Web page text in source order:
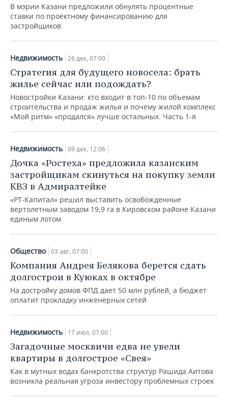
В мэрии Казани предложили обнулять процентные
ставки по проектному финансированию для
застройщиков
Недвижимость 26 дек, 07:00
Стратегия для будущего новосела: брать
жилье сейчас или подождать?
Новостройки Казани: кто входит в топ-10 по объемам
строительства и продаж жилья и почему жилой комплекс
«Мой ритм» «продался» лучше остальных. Часть 1-я
Недвижимость 09 дек, 12:06
Дочка «Ростеха» предложила казанским
застройщикам скинуться на покупку земли
КВЗ в Адмиралтейке
«РТ-Капитал» решил выставить освобожденные
вертолетным заводом 19,9 га в Кировском районе Казани
единым лотом
Общество 03 авг, 07:00
Компания Андрея Белякова берется сдать
долгострои в Куюках в октябре
На достройку домов ФПД дает 50 млн рублей, а бюджет
оплатит прокладку инженерных сетей
Недвижимость 17 июл, 07:00
Загадочные москвичи едва не увели
квартиры в долгострое «Свея»
Как в мутных водах банкротства структур Рашида Аитова
возникла реальная угроза инвестору проблемных строек